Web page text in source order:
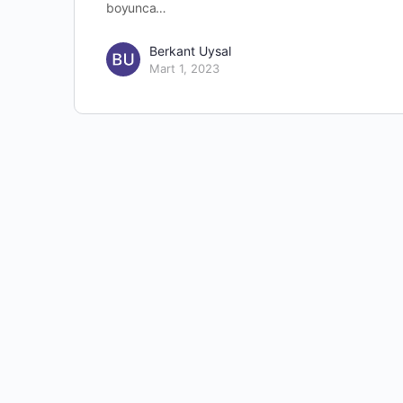
boyunca…
Berkant Uysal
Mart 1, 2023